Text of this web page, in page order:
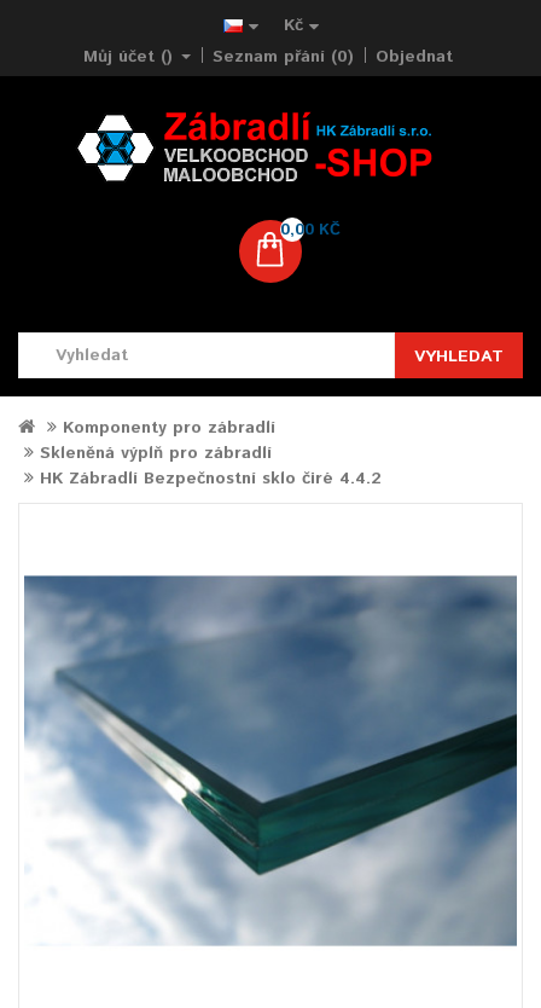
Kč
Můj účet ()
Seznam přání (0) Objednat
0,00 KČ
VYHLEDAT
Komponenty pro zábradlí
Skleněná výplň pro zábradlí
HK Zábradlí Bezpečnostní sklo čiré 4.4.2